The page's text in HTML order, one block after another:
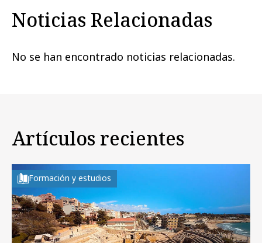
Noticias Relacionadas
No se han encontrado noticias relacionadas.
Artículos recientes
Formación y estudios